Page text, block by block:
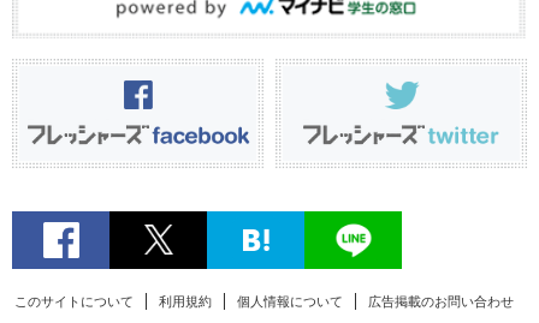
このサイトについて 利用規約 個人情報について 広告掲載のお問い合わせ